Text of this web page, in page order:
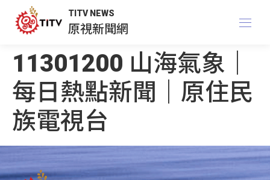
TITV NEWS
原視新聞網
11301200 山海氣象｜
每日熱點新聞｜原住民
族電視台